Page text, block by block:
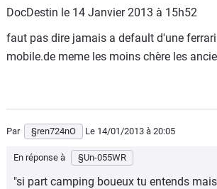
DocDestin le 14 Janvier 2013 à 15h52
faut pas dire jamais a default d'une
mobile.de meme les moins chère les
Par §ren724nO Le 14/01/2013 à 20:05
En réponse à §Un-055WR
"si part camping boueux tu entends